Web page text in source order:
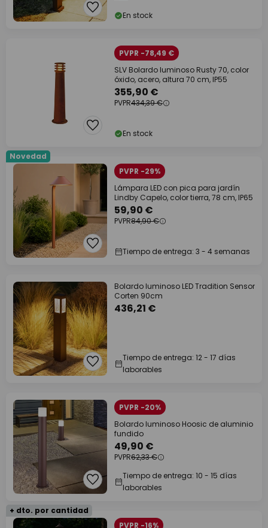
En stock
PVPR -78,49 €
SLV Bolardo luminoso Rusty 70, color
óxido, acero, altura 70 cm, IP55
355,90 €
PVPR434,39 €
En stock
Novedad
PVPR -29%
Lámpara LED con pica para jardín
Lindby Capelo, color tierra, 78 cm, IP65
59,90 €
PVPR84,90 €
Tiempo de entrega: 3 - 4 semanas
Bolardo luminoso LED Tradition Sensor
Corten 90cm
436,21 €
Tiempo de entrega: 12 - 17 días
laborables
PVPR -20%
Bolardo luminoso Hoosic de aluminio
fundido
49,90 €
PVPR62,33 €
Tiempo de entrega: 10 - 15 días
laborables
+ dto. por cantidad
PVPR -16%